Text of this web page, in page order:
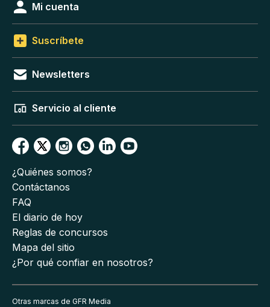
Mi cuenta
Suscríbete
Newsletters
Servicio al cliente
¿Quiénes somos?
Contáctanos
FAQ
El diario de hoy
Reglas de concursos
Mapa del sitio
¿Por qué confiar en nosotros?
Otras marcas de GFR Media